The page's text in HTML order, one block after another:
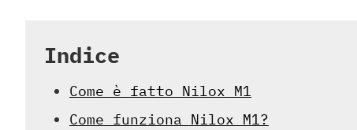
Indice
Come è fatto Nilox M1
Come funziona Nilox M1?